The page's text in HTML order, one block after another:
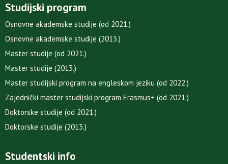
Studijski program
Osnovne akademske studije (od 2021.)
Osnovne akademske studije (2013.)
Master studije (od 2021.)
Master studije (2013.)
Master studijski program na engleskom jeziku (od 2022.)
Zajednički master studijski program Erasmus+ (od 2021.)
Doktorske studije (od 2021.)
Doktorske studije (2013.)
Studentski info